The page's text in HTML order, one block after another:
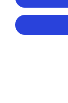
Contattaci